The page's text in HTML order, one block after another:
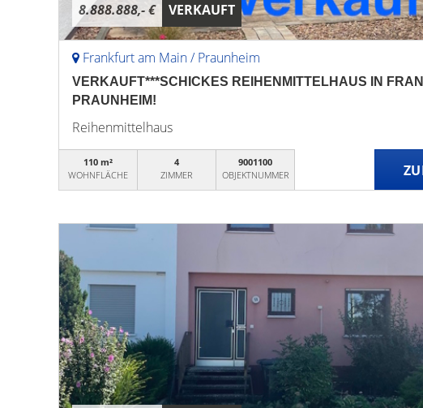
8.888.888,- € VERKAUFT
Frankfurt am Main / Praunheim
VERKAUFT***SCHICKES REIHENMITTELHAUS IN
PRAUNHEIM!
Reihenmittelhaus
110 m²
WOHNFLÄCHE
4
ZIMMER
9001100
OBJEKTNUMMER